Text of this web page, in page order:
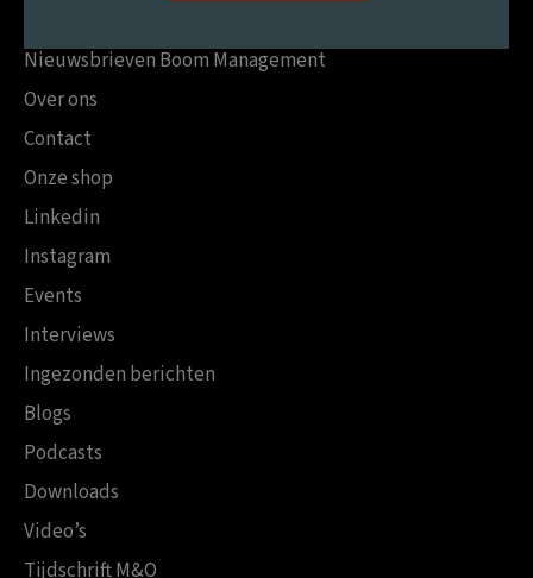
Nieuwsbrieven Boom Management
Over ons
Contact
Onze shop
Linkedin
Instagram
Events
Interviews
Ingezonden berichten
Blogs
Podcasts
Downloads
Video’s
Tijdschrift M&O